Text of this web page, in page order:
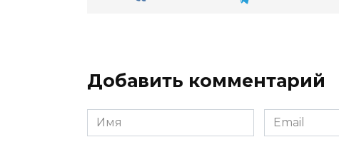
Добавить комментарий
Имя
*
Email
*